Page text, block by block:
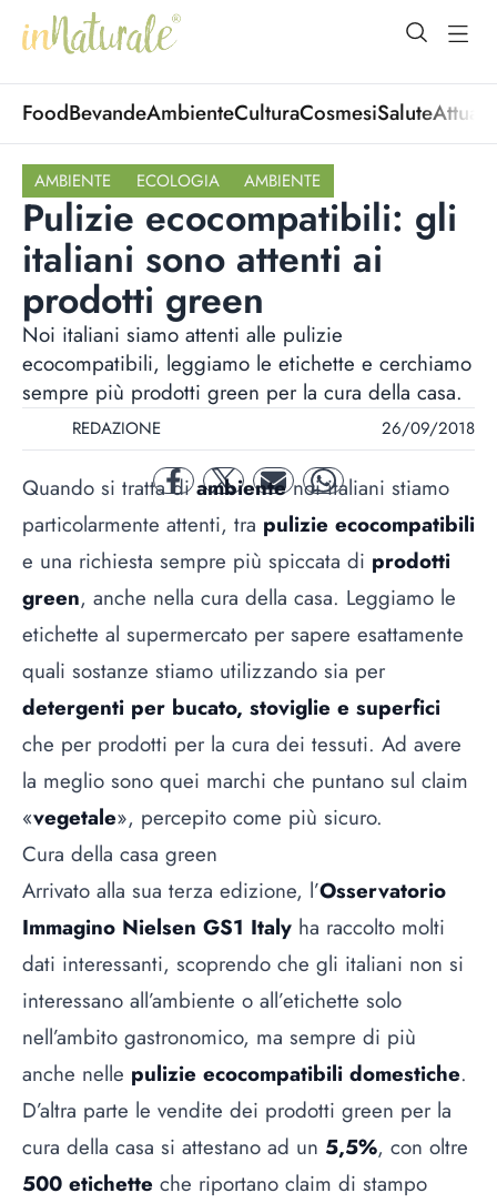
open
FoodBevandeAmbienteCulturaCosmesiSalute
AMBIENTE ECOLOGIA AMBIENTE
Pulizie ecocompatibili: gli
italiani sono attenti ai
prodotti green
Noi italiani siamo attenti alle pulizie
ecocompatibili, leggiamo le etichette e cerchiamo
sempre più prodotti green per la cura della casa.
REDAZIONE 26/09/2018
facebooktwitter mail whatsapp
Quando si tratta diambientenoi italiani stiamo
particolarmente attenti, tra pulizie ecocompatibili
e una richiesta sempre più spiccata di prodotti
green, anche nella cura della casa. Leggiamo le
etichette al supermercato per sapere esattamente
quali sostanze stiamo utilizzando sia per
detergenti per bucato, stoviglie e superfici
che per prodotti per la cura dei tessuti. Ad avere
la meglio sono quei marchi che puntano sul claim
«vegetale», percepito come più sicuro.
Cura della casa green
Arrivato alla sua terza edizione, l’Osservatorio
Immagino Nielsen GS1 Italy ha raccolto molti
dati interessanti, scoprendo che gli italiani non si
interessano all’ambiente o all’etichette solo
nell’ambito gastronomico, ma sempre di più
anche nelle pulizie ecocompatibili domestiche.
D’altra parte le vendite dei prodotti green per la
cura della casa si attestano ad un 5,5%, con oltre
500 etichette che riportano claim di stampo